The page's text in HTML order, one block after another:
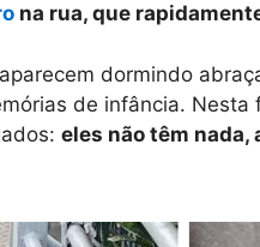
na rua, que
dormindo
de infância.
eles não têm nada,